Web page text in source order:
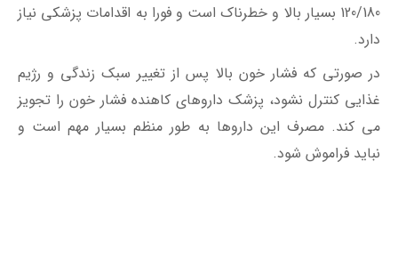
120/180 بسیار بالا و خطرناک است و فورا به اقدامات پزشکی نیاز
دارد.
در صورتی که فشار خون بالا پس از تغییر سبک زندگی و رژیم
غذایی کنترل نشود، پزشک داروهای کاهنده فشار خون را تجویز
می کند. مصرف این داروها به طور منظم بسیار مهم است و
نباید فراموش شود.